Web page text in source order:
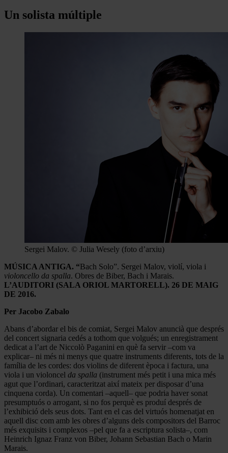
Un solista múltiple
Sergei Malov. © Julia Wesely (foto d’arxiu)
MÚSICA ANTIGA. “Bach Solo”. Sergei Malov, violí, viola i
violoncello da spalla. Obres de Biber, Bach i Marais.
L’AUDITORI (SALA ORIOL MARTORELL). 26 DE MAIG
DE 2016.
Per Jacobo Zabalo
Abans d’abordar el bis de comiat, Sergei Malov anuncià que després
del concert signaria cedés a tothom que volgués; un enregistrament
dedicat a l’art de Niccolò Paganini en què fa servir –com va
explicar– ni més ni menys que quatre instruments diferents, tots de la
família de les cordes: dos violins de diferent època i factura, una
viola i un violoncel da spalla (instrument més petit i una mica més
agut que l’ordinari, caracteritzat així mateix per disposar d’una
cinquena corda). Un comentari –aquell– que podria haver sonat
presumptuós o arrogant, si no fos perquè es produí després de
l’exhibició dels seus dots. Tant en el cas del virtuós homenatjat en
aquell disc com amb les obres d’alguns dels compositors del Barroc
més exquisits i complexos –pel que fa a escriptura solista–, com
Heinrich Ignaz Franz von Biber, Johann Sebastian Bach o Marin
Marais.